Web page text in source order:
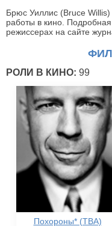
Брюс Уиллис (Bruce
работы в кино.
режиссерах на сайте
РОЛИ В КИНО: 99
Похороны* (TBA)